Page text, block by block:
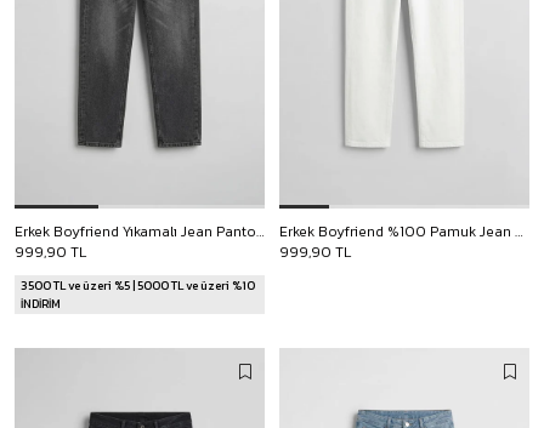
Erkek Boyfriend Yıkamalı Jean Pantolon Antrasit
999,90 TL
3500 TL ve üzeri %5 | 5000 TL ve üzeri %10
İNDİRİM
Erkek Boyfriend %100 Pamuk Jean Pantolon Beyaz
999,90 TL